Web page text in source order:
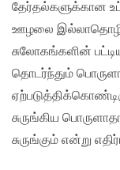
தேர்தல்களுக்கான
ஊழலை
சுலோகங்களின்
தொடர்ந்தும்
சுருங்கிய
சுருங்கும் என்று